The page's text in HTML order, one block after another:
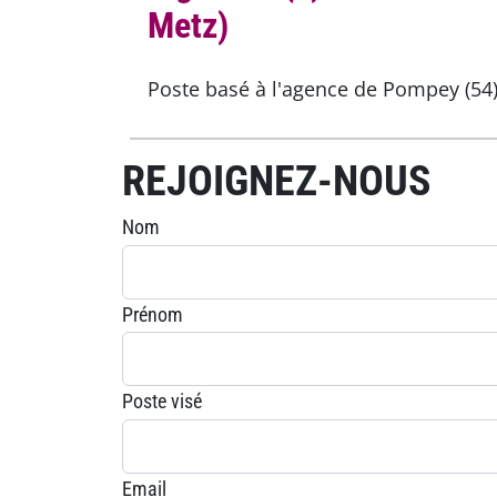
Metz)
Poste basé à l'agence de Pompey
REJOIGNEZ-NOUS
Nom
Prénom
Poste visé
Email